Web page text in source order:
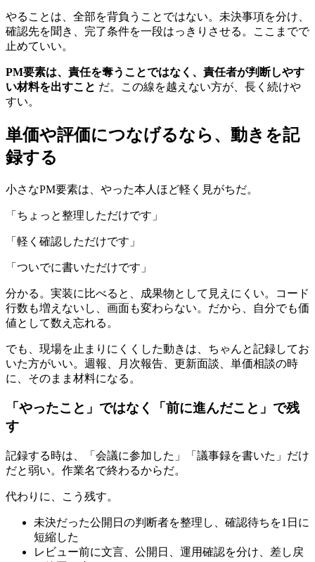
やることは、全部を背負うことではない。未決事項を分け、
確認先を聞き、完了条件を一段はっきりさせる。ここまでで
止めていい。
PM要素は、責任を奪うことではなく、責任者が判断しやす
い材料を出すこと だ。この線を越えない方が、長く続けや
すい。
単価や評価につなげるなら、動きを記
録する
小さなPM要素は、やった本人ほど軽く見がちだ。
「ちょっと整理しただけです」
「軽く確認しただけです」
「ついでに書いただけです」
分かる。実装に比べると、成果物として見えにくい。コード
行数も増えないし、画面も変わらない。だから、自分でも価
値として数え忘れる。
でも、現場を止まりにくくした動きは、ちゃんと記録してお
いた方がいい。週報、月次報告、更新面談、単価相談の時
に、そのまま材料になる。
「やったこと」ではなく「前に進んだこと」で残
す
記録する時は、「会議に参加した」「議事録を書いた」だけ
だと弱い。作業名で終わるからだ。
代わりに、こう残す。
未決だった公開日の判断者を整理し、確認待ちを1日に
短縮した
レビュー前に文言、公開日、運用確認を分け、差し戻